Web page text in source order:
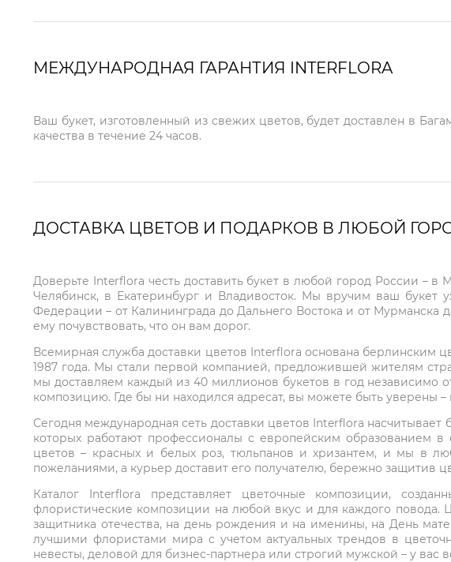
МЕЖДУНАРОДНАЯ ГАРАНТИЯ INTERFLORA
Ваш букет, изготовленный из свежих цветов, будет доставлен в
качества в течение 24 часов.
ДОСТАВКА ЦВЕТОВ И ПОДАРКОВ В ЛЮБОЙ
Доверьте Interflora честь доставить букет в любой город России
Челябинск, в Екатеринбург и Владивосток. Мы вручим ваш
Федерации – от Калининграда до Дальнего Востока и от Мурманска
ему почувствовать, что он вам дорог.
Всемирная служба доставки цветов Interflora основана берлинским
1987 года. Мы стали первой компанией, предложившей жителям
мы доставляем каждый из 40 миллионов букетов в год независимо
композицию. Где бы ни находился адресат, вы можете быть
Сегодня международная сеть доставки цветов Interflora
которых работают профессионалы с европейским образованием
цветов – красных и белых роз, тюльпанов и хризантем, и мы в
пожеланиями, а курьер доставит его получателю, бережно защитив
Каталог Interflora представляет цветочные композиции,
флористические композиции на любой вкус и для каждого
защитника отечества, на день рождения и на именины, на День
лучшими флористами мира с учетом актуальных трендов в
невесты, деловой для бизнес-партнера или строгий мужской – у вас